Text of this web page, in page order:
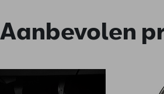
IBIZA
Aanbevolen